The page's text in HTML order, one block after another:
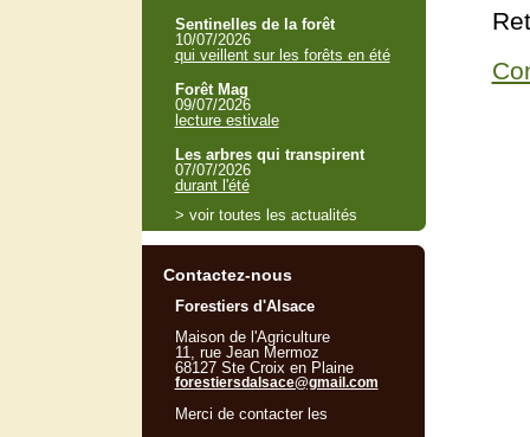
Sentinelles de la forêt
10/07/2026
qui veillent sur les forêts en été
Forêt Mag
09/07/2026
lecture estivale
Les arbres qui transpirent
07/07/2026
durant l'été
> voir toutes les actualités
Contactez-nous
Forestiers d'Alsace
Maison de l'Agriculture
11, rue Jean Mermoz
68127 Ste Croix en Plaine
forestiersdalsace@gmail.com
Merci de contacter les